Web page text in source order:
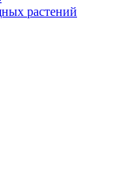
растений